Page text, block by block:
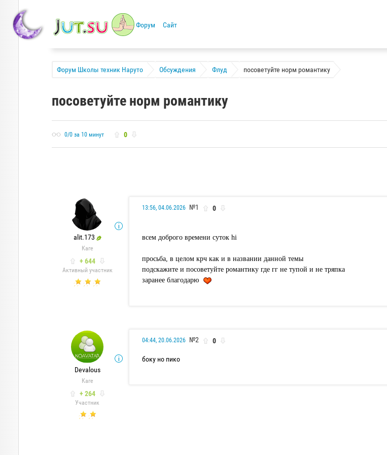
Форум Сайт
Форум Школы техник Наруто Обсуждения Флуд посоветуйте норм романтику
посоветуйте норм романтику
0/0 за 10 минут 0
alit.173
Каге
+ 644
Активный участник
13:56, 04.06.2026 №1 0
всем доброго времени суток hi
просьба, в целом крч как и в названии данной темы
подскажите и посоветуйте романтику где гг не тупой и не тряпка
заранее благодарю
Devalous
Каге
+ 264
Участник
04:44, 20.06.2026 №2 0
боку но пико